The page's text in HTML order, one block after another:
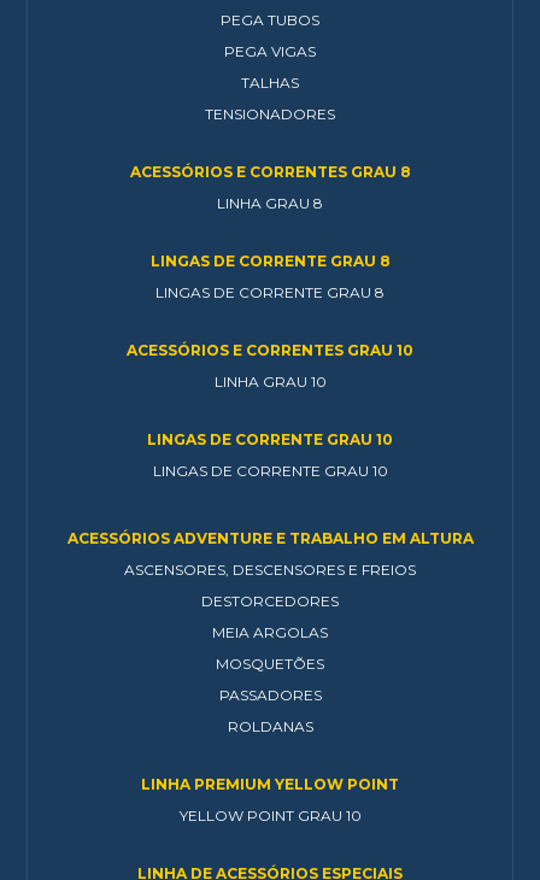
PEGA TUBOS
PEGA VIGAS
TALHAS
TENSIONADORES
ACESSÓRIOS E CORRENTES GRAU 8
LINHA GRAU 8
LINGAS DE CORRENTE GRAU 8
LINGAS DE CORRENTE GRAU 8
ACESSÓRIOS E CORRENTES GRAU 10
LINHA GRAU 10
LINGAS DE CORRENTE GRAU 10
LINGAS DE CORRENTE GRAU 10
ACESSÓRIOS ADVENTURE E TRABALHO EM ALTURA
ASCENSORES, DESCENSORES E FREIOS
DESTORCEDORES
MEIA ARGOLAS
MOSQUETÕES
PASSADORES
ROLDANAS
LINHA PREMIUM YELLOW POINT
YELLOW POINT GRAU 10
LINHA DE ACESSÓRIOS ESPECIAIS